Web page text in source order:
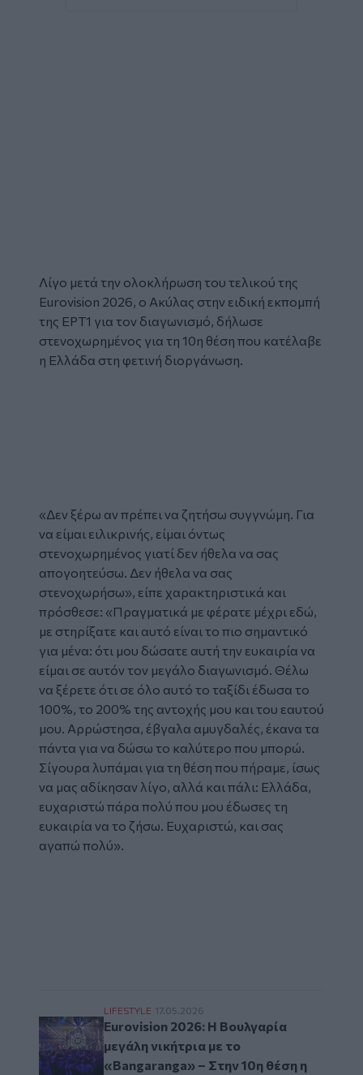
Λίγο μετά την ολοκλήρωση του τελικού της
Eurovision 2026, ο Ακύλας στην ειδική εκπομπή
της ΕΡΤ1 για τον διαγωνισμό, δήλωσε
στενοχωρημένος για τη 10η θέση που κατέλαβε
η Ελλάδα στη φετινή διοργάνωση.
«Δεν ξέρω αν πρέπει να ζητήσω συγγνώμη. Για
να είμαι ειλικρινής, είμαι όντως
στενοχωρημένος γιατί δεν ήθελα να σας
απογοητεύσω. Δεν ήθελα να σας
στενοχωρήσω», είπε χαρακτηριστικά και
πρόσθεσε: «Πραγματικά με φέρατε μέχρι εδώ,
με στηρίξατε και αυτό είναι το πιο σημαντικό
για μένα: ότι μου δώσατε αυτή την ευκαιρία να
είμαι σε αυτόν τον μεγάλο διαγωνισμό. Θέλω
να ξέρετε ότι σε όλο αυτό το ταξίδι έδωσα το
100%, το 200% της αντοχής μου και του εαυτού
μου. Αρρώστησα, έβγαλα αμυγδαλές, έκανα τα
πάντα για να δώσω το καλύτερο που μπορώ.
Σίγουρα λυπάμαι για τη θέση που πήραμε, ίσως
να μας αδίκησαν λίγο, αλλά και πάλι: Ελλάδα,
ευχαριστώ πάρα πολύ που μου έδωσες τη
ευκαιρία να το ζήσω. Ευχαριστώ, και σας
αγαπώ πολύ».
Eurovision 2026: Η Βουλγαρία μεγάλη
LIFESTYLE 17.05.2026
Eurovision 2026: Η Βουλγαρία
μεγάλη νικήτρια με το
«Bangaranga» – Στην 10η θέση η